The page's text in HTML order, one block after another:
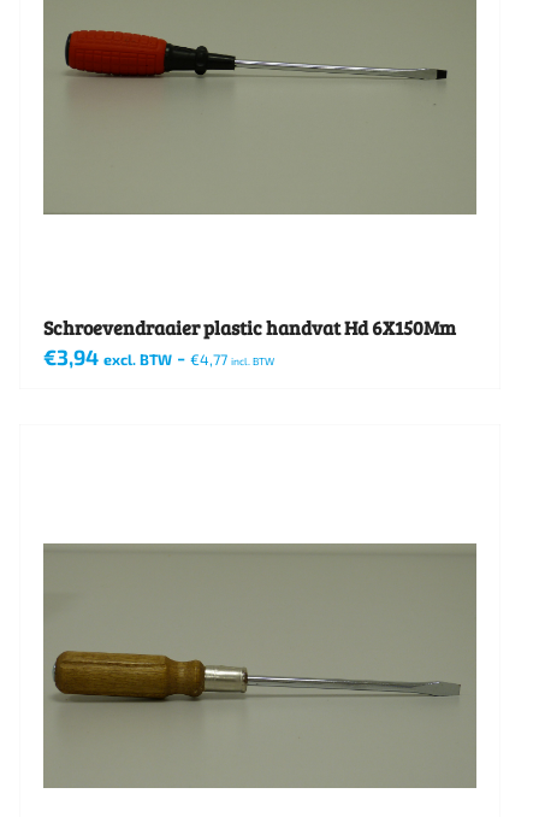
Schroevendraaier plastic handvat Hd 6X150Mm
€3,94 excl. BTW - €4,77 incl. BTW